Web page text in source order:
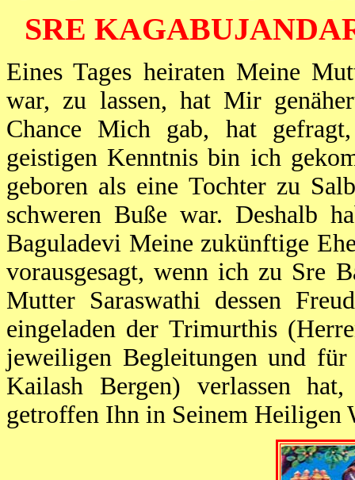
SRE
Eines Tages heiraten Meine
war, zu lassen, hat Mir
Chance Mich gab, hat
geistigen Kenntnis bin ich
geboren als eine Tochter zu
schweren Buße war. Deshalb
Baguladevi Meine zukünftige
vorausgesagt, wenn ich zu Sre
Mutter Saraswathi dessen
eingeladen der Trimurthis
jeweiligen Begleitungen und
Kailash Bergen) verlassen
getroffen Ihn in Seinem Heiligen